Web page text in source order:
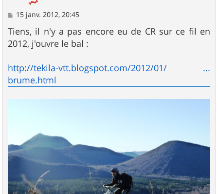
M
s
s
a
15 janv. 2012, 20:45
Tiens, il n'y a pas encore eu de CR sur ce fil en
2012, j'ouvre le bal :
http://tekila-vtt.blogspot.com/2012/01/ ...
brume.html